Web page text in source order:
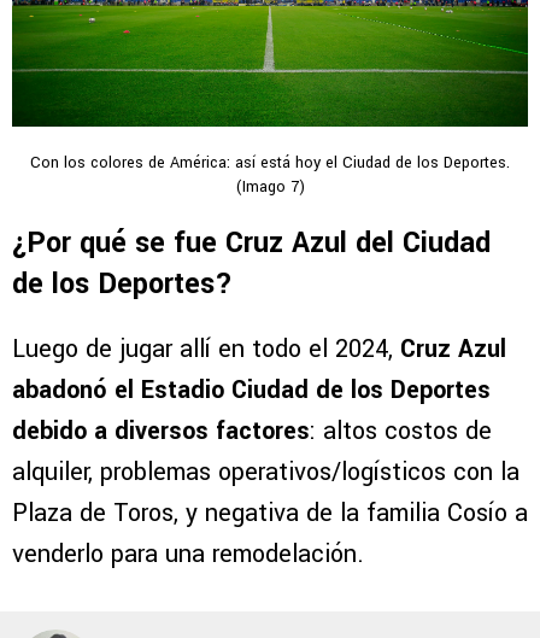
Con los colores de América: así está hoy el Ciudad de los Deportes.
(Imago 7)
¿Por qué se fue Cruz Azul del Ciudad
de los Deportes?
Luego de jugar allí en todo el 2024, Cruz Azul
abadonó el Estadio Ciudad de los Deportes
debido a diversos factores: altos costos de
alquiler, problemas operativos/logísticos con la
Plaza de Toros, y negativa de la familia Cosío a
venderlo para una remodelación.